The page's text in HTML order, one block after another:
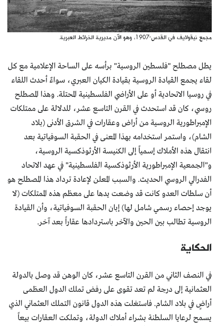
مجمع نيقولايف في القدس-1907، وهو الآن مديرية الخرائط العبرية.
يطل مصطلح "فلسطين الروسية" برأسه على الساحة الإعلامية مع كل
لقاء يجمع القيادة الروسية بقيادة الكيان العبري، سواءٌ أحدث اللقاء
في روسيا الاتحادية أو على الأراضي الفلسطينية المحتلة. وهذا المصطلح
روسي، كان قد استحدث في القرن التاسع عشر، للدلالة على ممتلكات
الإمبراطورية الروسية من أراض وعقارات في الشرق الأدنى (بلاد
الشام)، واستمر استخدامه بهذا المعنى في الحقبة السوفياتية بعد
انتقال هذه الأملاك إسمياً إلى الكنيسة الأرثوذكسية الروسية،
و"الجمعية الإمبراطورية الأرثوذكسية الفلسطينية" في عهد الاتحاد
الفدرالي الروسي الحديث. والسبب المعلن لإعادة ترداد هذا المصطلح هو
أن سلطات العدو كانت قد وضعت يدها على معظم هذه الممتلكات (لا
يوجد إحصاء رسمي شامل لها) إبان الحقبة السوفياتية، وأن القيادة
الروسية تطالب بين الحين والآخر باستردادها عقاراً بعد آخر.
الحكاية
في النصف الثاني من القرن التاسع عشر، كان الوهن قد وصل بالدولة
العثمانية إلى درجة لم تعد تقوى على رفض تملك الدول العظمى
أراضٍ في بلاد الشام. فاستغلت هذه الدول قانون التملك العثماني الذي
يسمح لرعايا السلطنة بشراء أملاك الدولة، وتملكت العقارات بيعاً